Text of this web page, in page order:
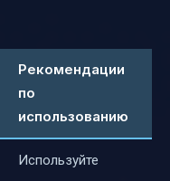
Рекомендации
по
использованию
Используйте